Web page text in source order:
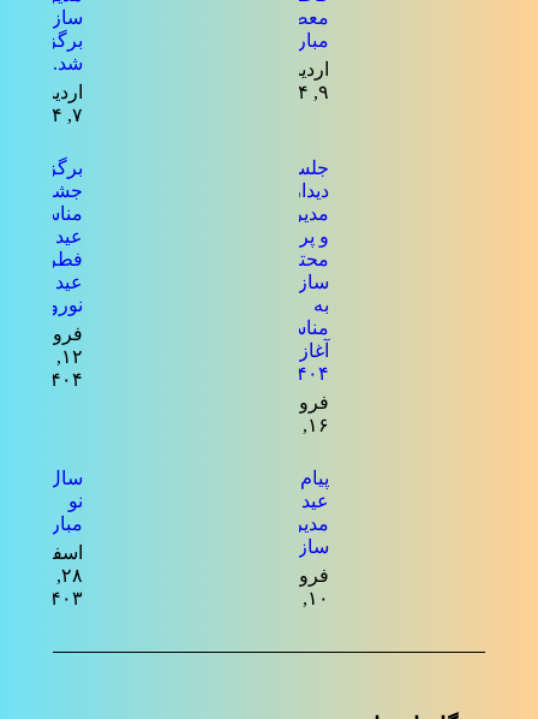
معصومه
مبارک باد
اردیبهشت
۹, ۱۴۰۴
سازمان
برگزار
شد.
اردیبهشت
۷, ۱۴۰۴
جلسه
دیدار
مدیرعامل
و پرسنل
محترم
سازمان
به
مناسبت
آغاز سال
۱۴۰۴
فروردین
۱۶, ۱۴۰۴
برگزاری
جشن به
مناسبت
عید
فطر و
عید
نوروز
فروردین
۱۲,
۱۴۰۴
پیام تبریک
عید فطر
مدیرعامل
سازمان
فروردین
۱۰, ۱۴۰۴
سال
نو
مبارک
اسفند
۲۸,
۱۴۰۳